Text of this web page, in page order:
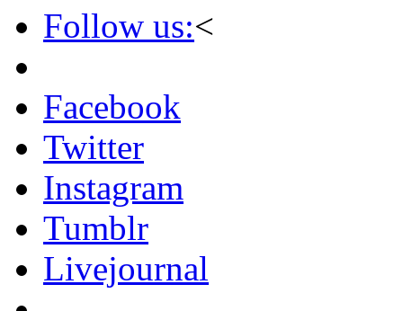
Follow us:<
Facebook
Twitter
Instagram
Tumblr
Livejournal